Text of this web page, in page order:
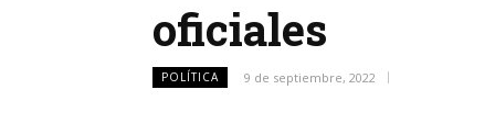
oficiales
POLÍTICA 9 de septiembre, 2022